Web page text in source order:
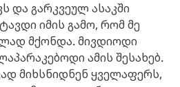
და გარკვეულ ასაკში
იმის გამო, რომ მე
მქონდა. მივდიოდი
ამის შესახებ.
მიხსნიდნენ ყველაფერს,